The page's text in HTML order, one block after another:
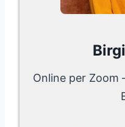
Online per Zoom